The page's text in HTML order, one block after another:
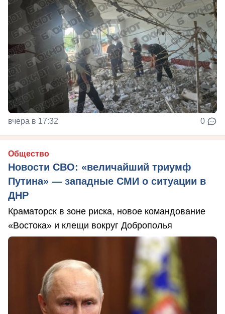
вчера в 17:32 0
Общество
Новости СВО: «величайший триумф
Путина» — западные СМИ о ситуации в
ДНР
Краматорск в зоне риска, новое командование
«Востока» и клещи вокруг Доброполья